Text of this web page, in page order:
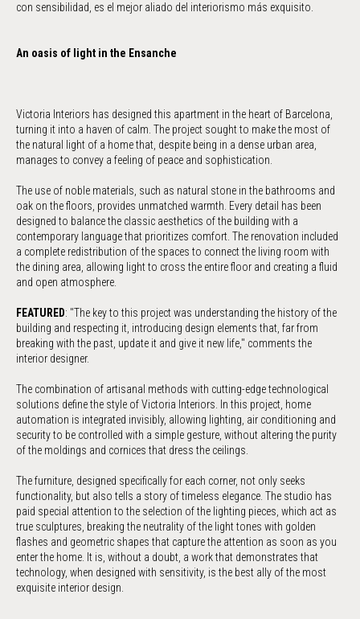
con sensibilidad, es el mejor aliado del interiorismo más exquisito.
An oasis of light in the Ensanche
Victoria Interiors has designed this apartment in the heart of Barcelona, ​​
turning it into a haven of calm. The project sought to make the most of
the natural light of a home that, despite being in a dense urban area,
manages to convey a feeling of peace and sophistication.
The use of noble materials, such as natural stone in the bathrooms and
oak on the floors, provides unmatched warmth. Every detail has been
designed to balance the classic aesthetics of the building with a
contemporary language that prioritizes comfort. The renovation included
a complete redistribution of the spaces to connect the living room with
the dining area, allowing light to cross the entire floor and creating a fluid
and open atmosphere.
FEATURED: "The key to this project was understanding the history of the
building and respecting it, introducing design elements that, far from
breaking with the past, update it and give it new life," comments the
interior designer.
The combination of artisanal methods with cutting-edge technological
solutions define the style of Victoria Interiors. In this project, home
automation is integrated invisibly, allowing lighting, air conditioning and
security to be controlled with a simple gesture, without altering the purity
of the moldings and cornices that dress the ceilings.
The furniture, designed specifically for each corner, not only seeks
functionality, but also tells a story of timeless elegance. The studio has
paid special attention to the selection of the lighting pieces, which act as
true sculptures, breaking the neutrality of the light tones with golden
flashes and geometric shapes that capture the attention as soon as you
enter the home. It is, without a doubt, a work that demonstrates that
technology, when designed with sensitivity, is the best ally of the most
exquisite interior design.